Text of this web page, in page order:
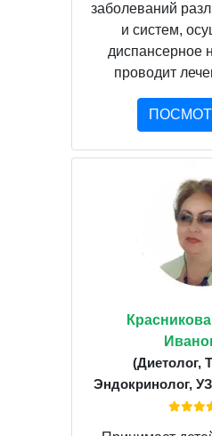
заболеваний
и систем,
диспансерное
проводит
(Диетолог,
Эндокринолог,